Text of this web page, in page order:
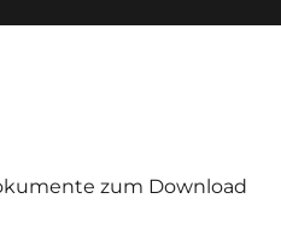
zum Download